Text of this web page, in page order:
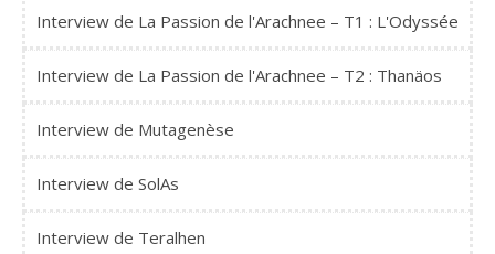
Interview de La Passion de l'Arachnee – T1 : L'Odyssée
Interview de La Passion de l'Arachnee – T2 : Thanäos
Interview de Mutagenèse
Interview de SolAs
Interview de Teralhen